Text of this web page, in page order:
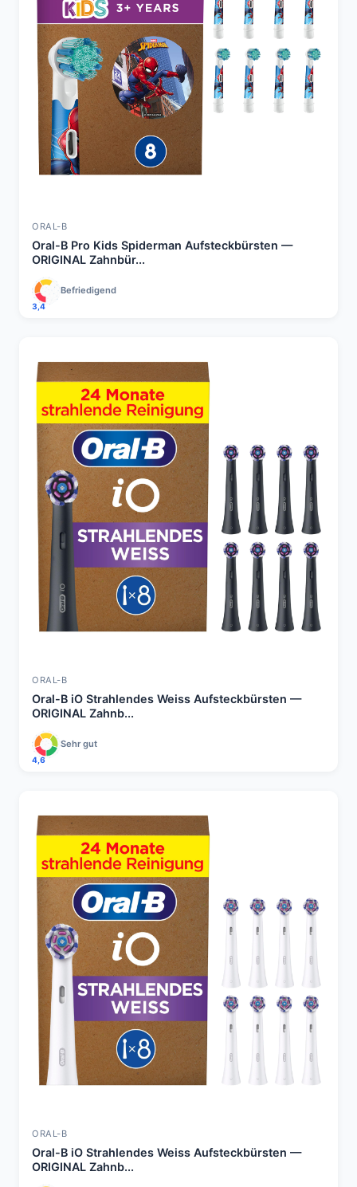
ORAL-B
Oral-B Pro Kids Spiderman Aufsteckbürsten —
ORIGINAL Zahnbür...
3,4
Befriedigend
ORAL-B
Oral-B iO Strahlendes Weiss Aufsteckbürsten —
ORIGINAL Zahnb...
4,6
Sehr gut
ORAL-B
Oral-B iO Strahlendes Weiss Aufsteckbürsten —
ORIGINAL Zahnb...